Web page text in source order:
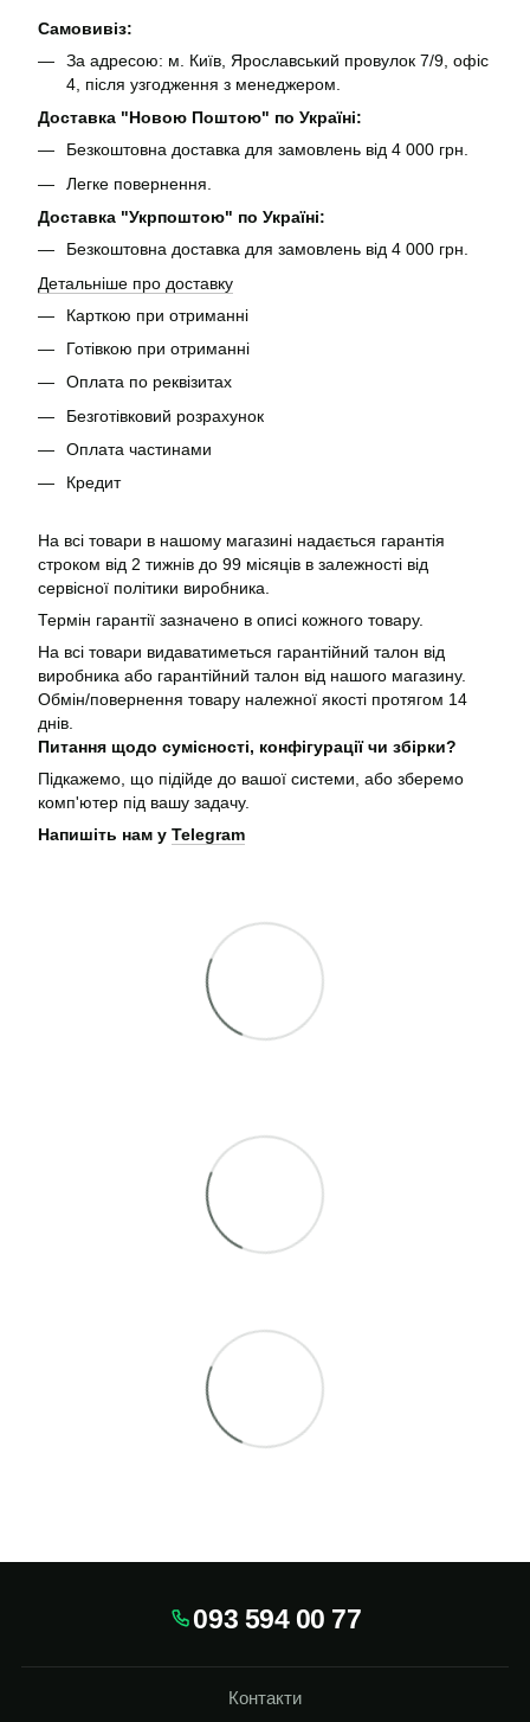
Самовивіз:
За адресою: м. Київ, Ярославський провулок 7/9, офіс
4, після узгодження з менеджером.
Доставка "Новою Поштою" по Україні:
Безкоштовна доставка для замовлень від 4 000 грн.
Легке повернення.
Доставка "Укрпоштою" по Україні:
Безкоштовна доставка для замовлень від 4 000 грн.
Детальніше про доставку
Карткою при отриманні
Готівкою при отриманні
Оплата по реквізитах
Безготівковий розрахунок
Оплата частинами
Кредит
На всі товари в нашому магазині надається гарантія
строком від 2 тижнів до 99 місяців в залежності від
сервісної політики виробника.
Термін гарантії зазначено в описі кожного товару.
На всі товари видаватиметься гарантійний талон від
виробника або гарантійний талон від нашого магазину.
Обмін/повернення товару належної якості протягом 14
днів.
Питання щодо сумісності, конфігурації чи збірки?
Підкажемо, що підійде до вашої системи, або зберемо
комп'ютер під вашу задачу.
Напишіть нам у Telegram
093 594 00 77
Контакти